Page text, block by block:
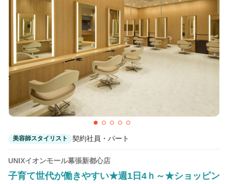
美容師スタイリスト 契約社員・パート
UNIXイオンモール幕張新都心店
子育て世代が働きやすい★週1日4ｈ～★ショッピン